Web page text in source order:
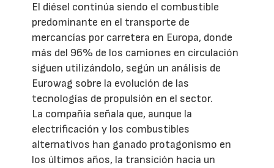
El diésel continúa siendo el combustible
predominante en el transporte de
mercancías por carretera en Europa, donde
más del 96% de los camiones en circulación
siguen utilizándolo, según un análisis de
Eurowag sobre la evolución de las
tecnologías de propulsión en el sector.
La compañía señala que, aunque la
electrificación y los combustibles
alternativos han ganado protagonismo en
los últimos años, la transición hacia un